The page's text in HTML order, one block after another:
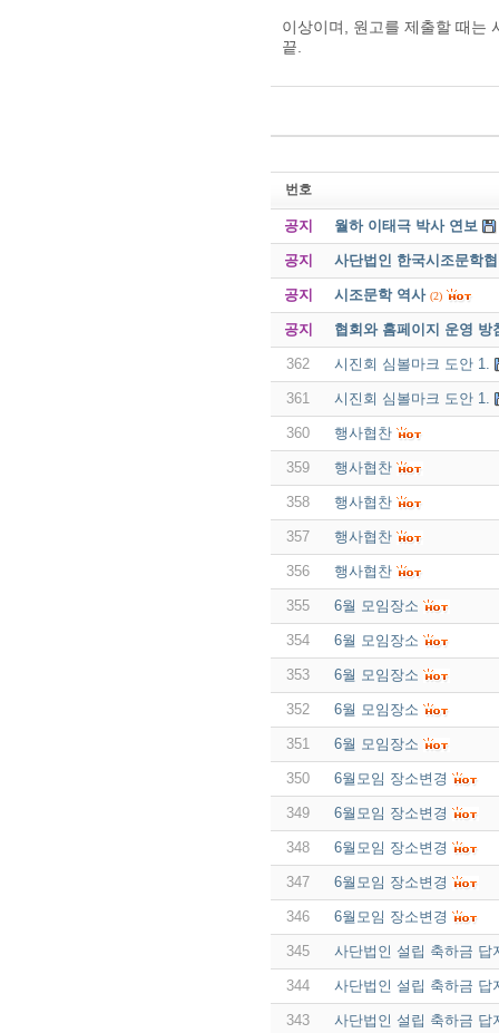
이상이며, 원고를 제출할 때는
끝.
번호
공지 월하 이태극 박사 연보
공지 사단법인 한국시조문학
공지 시조문학 역사 (2)
공지 협회와 홈페이지 운영 방
362 시진회 심볼마크 도안 1.
361 시진회 심볼마크 도안 1.
360 행사협찬
359 행사협찬
358 행사협찬
357 행사협찬
356 행사협찬
355 6월 모임장소
354 6월 모임장소
353 6월 모임장소
352 6월 모임장소
351 6월 모임장소
350 6월모임 장소변경
349 6월모임 장소변경
348 6월모임 장소변경
347 6월모임 장소변경
346 6월모임 장소변경
345 사단법인 설립 축하금 답
344 사단법인 설립 축하금 답
343 사단법인 설립 축하금 답